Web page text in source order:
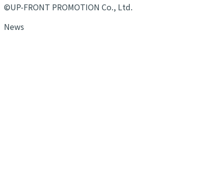
©UP-FRONT PROMOTION Co., Ltd.
News